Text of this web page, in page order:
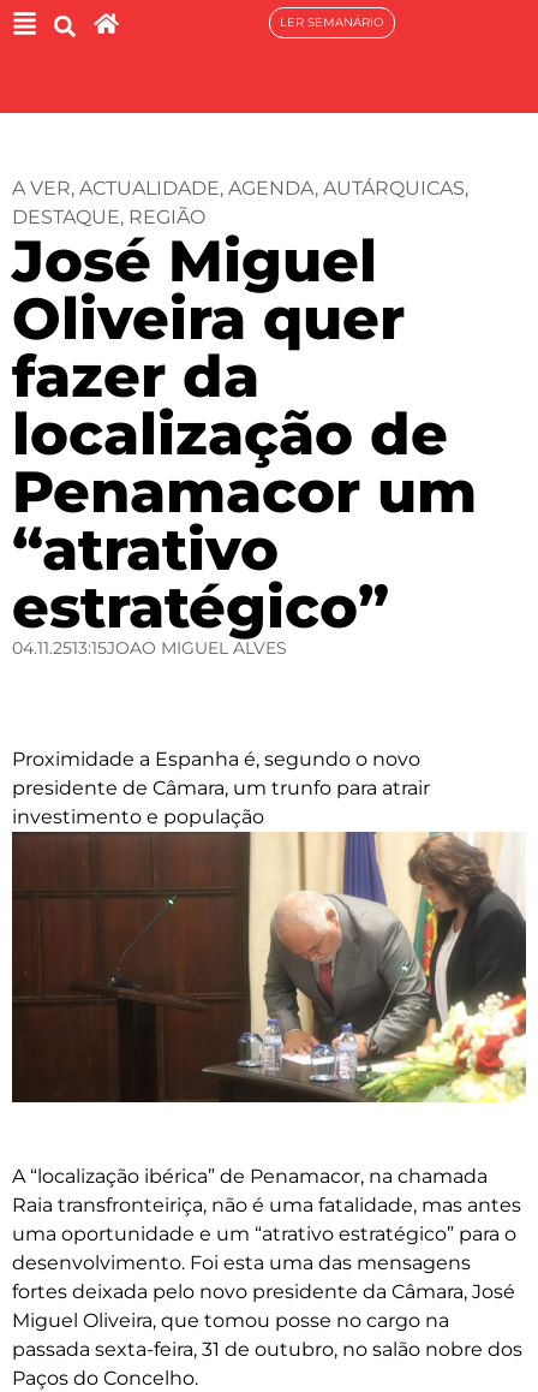
LER SEMANÁRIO
A VER, ACTUALIDADE, AGENDA, AUTÁRQUICAS,
DESTAQUE, REGIÃO
José Miguel
Oliveira quer
fazer da
localização de
Penamacor um
“atrativo
estratégico”
04.11.2513:15JOAO MIGUEL ALVES
Proximidade a Espanha é, segundo o novo
presidente de Câmara, um trunfo para atrair
investimento e população
A “localização ibérica” de Penamacor, na chamada
Raia transfronteiriça, não é uma fatalidade, mas antes
uma oportunidade e um “atrativo estratégico” para o
desenvolvimento. Foi esta uma das mensagens
fortes deixada pelo novo presidente da Câmara, José
Miguel Oliveira, que tomou posse no cargo na
passada sexta-feira, 31 de outubro, no salão nobre dos
Paços do Concelho.